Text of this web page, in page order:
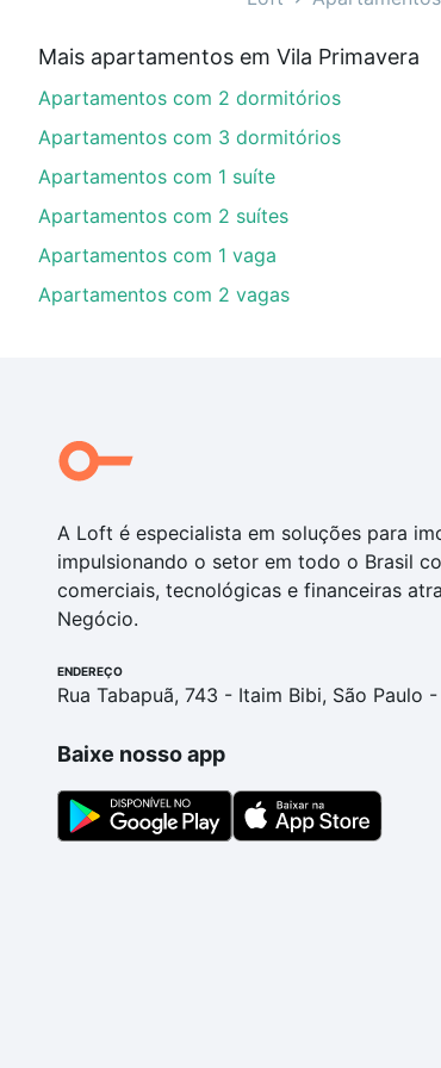
financiamento imobiliário as parcelas
portal quanto custa comprar um
Mais apartamentos em Vila Primavera
Apartamentos com 2 dormitórios
Apartamentos com 3 dormitórios
Apartamentos com 1 suíte
Apartamentos com 2 suítes
Apartamentos com 1 vaga
Apartamentos com 2 vagas
A Loft é especialista em soluções para
impulsionando o setor em todo o Brasil
comerciais, tecnológicas e financeiras
Negócio.
ENDEREÇO
Rua Tabapuã, 743 - Itaim Bibi, São Paulo
Baixe nosso app